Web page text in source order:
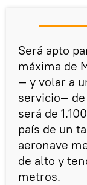
Será apto
máxima de
— y volar a
servicio— de
será de
país de un
aeronave
de alto y
metros.